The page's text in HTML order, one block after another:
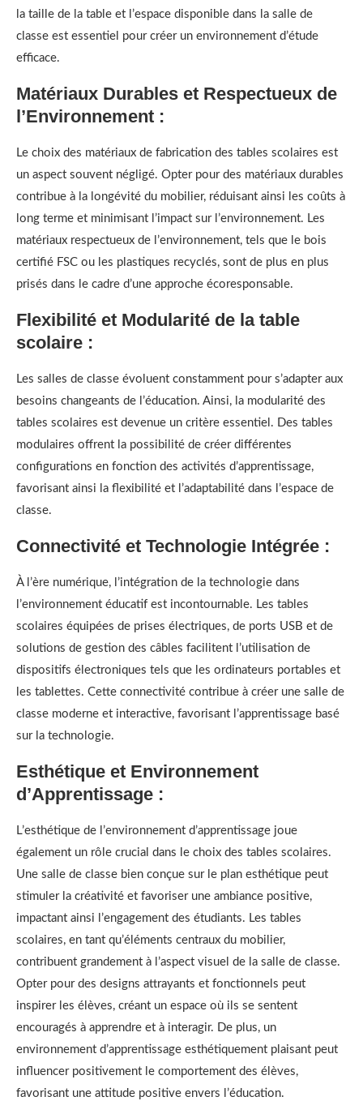
la taille de la table et l’espace disponible dans la salle de
classe est essentiel pour créer un environnement d’étude
efficace.
Matériaux Durables et Respectueux de
l’Environnement :
Le choix des matériaux de fabrication des tables scolaires est
un aspect souvent négligé. Opter pour des matériaux durables
contribue à la longévité du mobilier, réduisant ainsi les coûts à
long terme et minimisant l’impact sur l’environnement. Les
matériaux respectueux de l’environnement, tels que le bois
certifié FSC ou les plastiques recyclés, sont de plus en plus
prisés dans le cadre d’une approche écoresponsable.
Flexibilité et Modularité de la table
scolaire :
Les salles de classe évoluent constamment pour s’adapter aux
besoins changeants de l’éducation. Ainsi, la modularité des
tables scolaires est devenue un critère essentiel. Des tables
modulaires offrent la possibilité de créer différentes
configurations en fonction des activités d’apprentissage,
favorisant ainsi la flexibilité et l’adaptabilité dans l’espace de
classe.
Connectivité et Technologie Intégrée :
À l’ère numérique, l’intégration de la technologie dans
l’environnement éducatif est incontournable. Les tables
scolaires équipées de prises électriques, de ports USB et de
solutions de gestion des câbles facilitent l’utilisation de
dispositifs électroniques tels que les ordinateurs portables et
les tablettes. Cette connectivité contribue à créer une salle de
classe moderne et interactive, favorisant l’apprentissage basé
sur la technologie.
Esthétique et Environnement
d’Apprentissage :
L’esthétique de l’environnement d’apprentissage joue
également un rôle crucial dans le choix des tables scolaires.
Une salle de classe bien conçue sur le plan esthétique peut
stimuler la créativité et favoriser une ambiance positive,
impactant ainsi l’engagement des étudiants. Les tables
scolaires, en tant qu’éléments centraux du mobilier,
contribuent grandement à l’aspect visuel de la salle de classe.
Opter pour des designs attrayants et fonctionnels peut
inspirer les élèves, créant un espace où ils se sentent
encouragés à apprendre et à interagir. De plus, un
environnement d’apprentissage esthétiquement plaisant peut
influencer positivement le comportement des élèves,
favorisant une attitude positive envers l’éducation.